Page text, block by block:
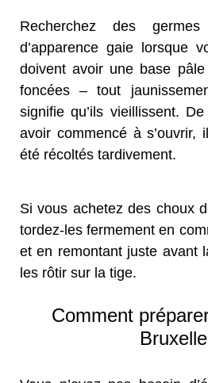
Recherchez des
d’apparence gaie lorsque
doivent avoir une base
foncées – tout
signifie qu’ils vieillissent.
avoir commencé à s’ouvrir,
été récoltés tardivement.
Si vous achetez des choux
tordez-les fermement en
et en remontant juste avant
les rôtir sur la tige.
Comment